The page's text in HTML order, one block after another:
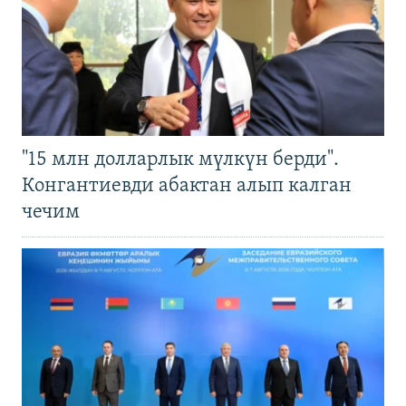
"15 млн долларлык мүлкүн берди".
Конгантиевди абактан алып калган
чечим